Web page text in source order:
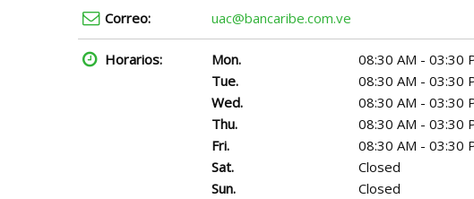
Correo: uac@bancaribe.com.ve
Horarios: Mon.
08:30 AM - 03:30
Tue.
08:30 AM - 03:30
Wed.
08:30 AM - 03:30
Thu.
08:30 AM - 03:30
Fri.
08:30 AM - 03:30
Sat.
Closed
Sun.
Closed